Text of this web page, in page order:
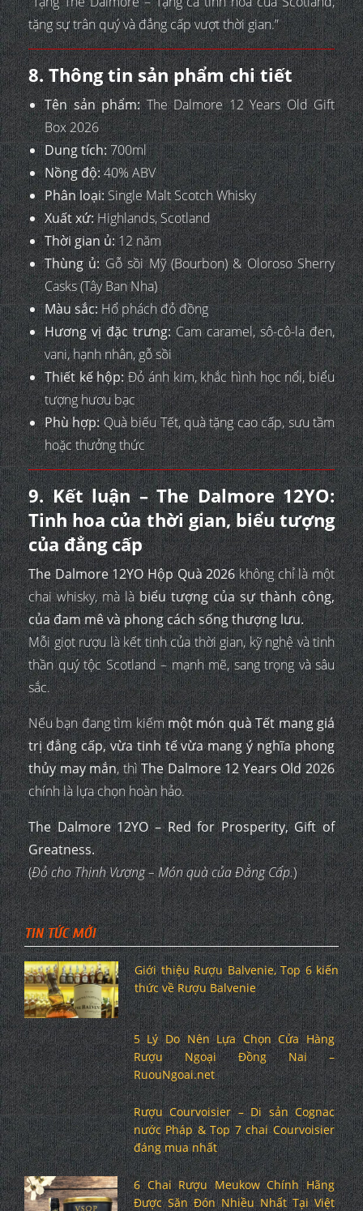
tặng sự trân quý và đẳng cấp vượt thời gian.”
8. Thông tin sản phẩm chi tiết
Tên sản phẩm:The Dalmore 12 Years Old Gift
Box 2026
Dung tích:700ml
Nồng độ:40% ABV
Phân loại:Single Malt Scotch Whisky
Xuất xứ:Highlands, Scotland
Thời gian ủ:12 năm
Thùng ủ:Gỗ sồi Mỹ (Bourbon) & Oloroso Sherry
Casks (Tây Ban Nha)
Màu sắc:Hổ phách đỏ đồng
Hương vị đặc trưng:Cam caramel, sô-cô-la đen,
vani, hạnh nhân, gỗ sồi
Thiết kế hộp:Đỏ ánh kim, khắc hình học nổi, biểu
tượng hươu bạc
Phù hợp:Quà biếu Tết, quà tặng cao cấp, sưu tầm
hoặc thưởng thức
9. Kết luận – The Dalmore 12YO:
Tinh hoa của thời gian, biểu tượng
của đẳng cấp
The Dalmore 12YO Hộp Quà 2026không chỉ là một
chai whisky, mà làbiểu tượng của sự thành công,
của đam mê và phong cách sống thượng lưu.
Mỗi giọt rượu là kết tinh của thời gian, kỹ nghệ và tinh
thần quý tộc Scotland – mạnh mẽ, sang trọng và sâu
sắc.
Nếu bạn đang tìm kiếmmột món quà Tết mang giá
trị đẳng cấp, vừa tinh tế vừa mang ý nghĩa phong
thủy may mắn, thìThe Dalmore 12 Years Old 2026
chính là lựa chọn hoàn hảo.
The Dalmore 12YO – Red for Prosperity, Gift of
Greatness.
(Đỏ cho Thịnh Vượng – Món quà của Đẳng Cấp.)
TIN TỨC MỚI
Giới thiệu Rượu Balvenie, Top 6 kiến
thức về Rượu Balvenie
5 Lý Do Nên Lựa Chọn Cửa Hàng
Rượu Ngoại Đồng Nai –
RuouNgoai.net
Rượu Courvoisier – Di sản Cognac
nước Pháp & Top 7 chai Courvoisier
đáng mua nhất
6 Chai Rượu Meukow Chính Hãng
Được Săn Đón Nhiều Nhất Tại Việt